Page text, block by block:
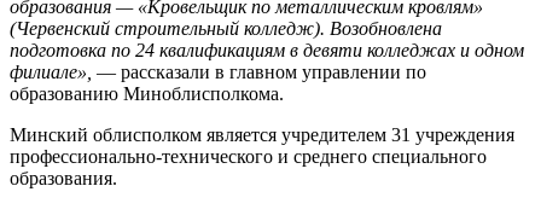
образования — «Кровельщик по металлическим кровлям»
(Червенский строительный колледж). Возобновлена
подготовка по 24 квалификациям в девяти колледжах и одном
филиале», — рассказали в главном управлении по
образованию Миноблисполкома.
Минский облисполком является учредителем 31 учреждения
профессионально-технического и среднего специального
образования.